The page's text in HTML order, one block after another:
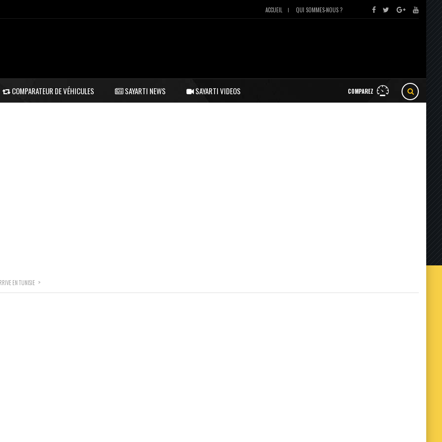
ACCUEIL QUI SOMMES-NOUS ?
COMPAREZ
COMPARATEUR DE VÉHICULES SAYARTI NEWS SAYARTI VIDEOS
EN TUNISIE >